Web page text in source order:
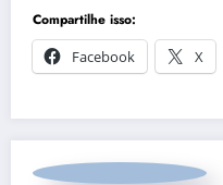
Compartilhe isso:
Facebook
X